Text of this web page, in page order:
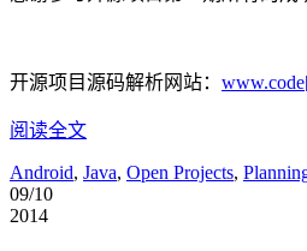
开源项目源码解析网站：
阅读全文
Android, Java, Open Projects,
09/10
2014